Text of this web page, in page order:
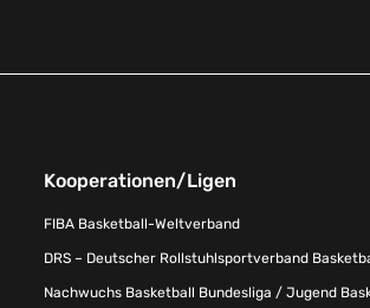
Kooperationen/Ligen
FIBA Basketball-Weltverband
DRS – Deutscher Rollstuhlsportverband
Nachwuchs Basketball Bundesliga / Jugend